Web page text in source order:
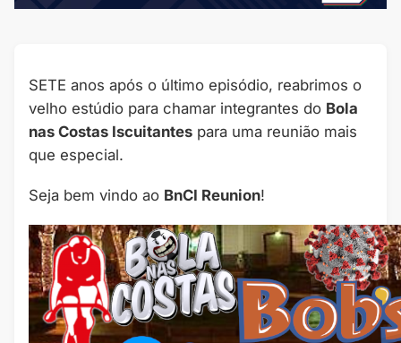
SETE anos após o último episódio, reabrimos o
velho estúdio para chamar integrantes do Bola
nas Costas Iscuitantes para uma reunião mais
que especial.
Seja bem vindo ao BnCI Reunion!